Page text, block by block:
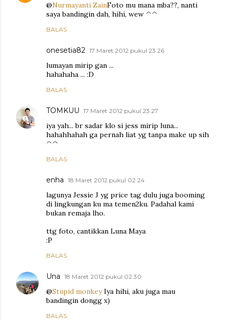
@Nurmayanti ZainFoto mu mana mba??, nanti
saya bandingin dah, hihi, wew ^^
BALAS
onesetia82 17 Maret 2012 pukul 23.26
lumayan mirip gan ...
hahahaha ... :D
BALAS
TOMKUU 17 Maret 2012 pukul 23.27
iya yah... br sadar klo si jess mirip luna...
hahahhahah ga pernah liat yg tanpa make up sih
^^
BALAS
enha 18 Maret 2012 pukul 02.24
lagunya Jessie J yg price tag dulu juga booming
di lingkungan ku ma temen2ku. Padahal kami
bukan remaja lho.
ttg foto, cantikkan Luna Maya
:P
BALAS
Una 18 Maret 2012 pukul 02.30
@Stupid monkeyIya hihi, aku juga mau
bandingin dongg x)
BALAS